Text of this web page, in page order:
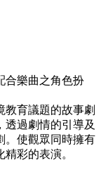
合樂曲之角色扮
教育議題的故事劇
透過劇情的引導及
。使觀眾同時擁有
彩的表演。